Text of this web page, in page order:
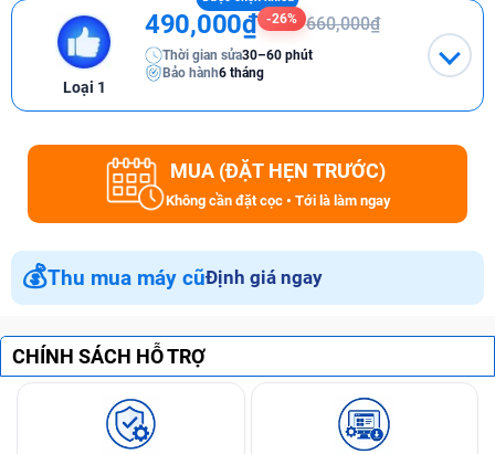
Loại 1
490,000₫ -26% 660,000₫
Thời gian sửa30–60 phút
Bảo hành6 tháng
MUA (ĐẶT HẸN TRƯỚC)
Không cần đặt cọc • Tới là làm ngay
💰Thu mua máy cũĐịnh giá ngay
CHÍNH SÁCH HỖ TRỢ